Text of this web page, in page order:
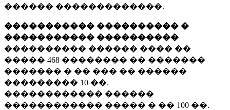
������ �������������.
����������� ���������� �
����������� ����������
���������� ������ ���� ��
����� 468 �������� �� �������
������� � �� ��� �� ������
��������� 10 ��.
������������ ������
������������ ����� � �� 100 ��.